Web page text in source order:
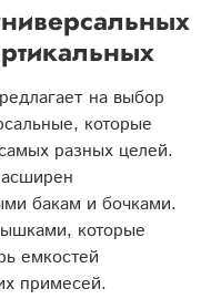
на выбор
которые
разных целей.
бакам и бочками.
которые
емкостей
примесей.